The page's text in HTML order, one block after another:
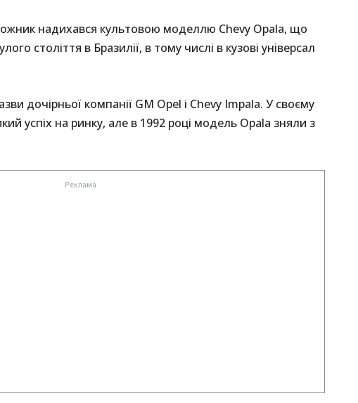
надихався культовою моделлю Chevy Opala, що
століття в Бразилії, в тому числі в кузові універсал
дочірньої компанії GM Opel і Chevy Impala. У своєму
успіх на ринку, але в 1992 році модель Opala зняли з